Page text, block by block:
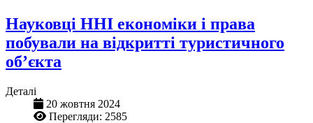
Науковці ННІ економіки і права
побували на відкритті туристичного
об’єкта
Деталі
20 жовтня 2024
Перегляди: 2585